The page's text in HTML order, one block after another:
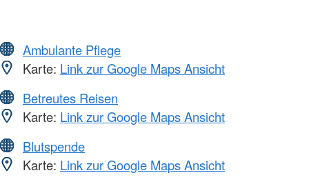
Ambulante Pflege
Karte: Link zur Google Maps Ansicht
Betreutes Reisen
Karte: Link zur Google Maps Ansicht
Blutspende
Karte: Link zur Google Maps Ansicht